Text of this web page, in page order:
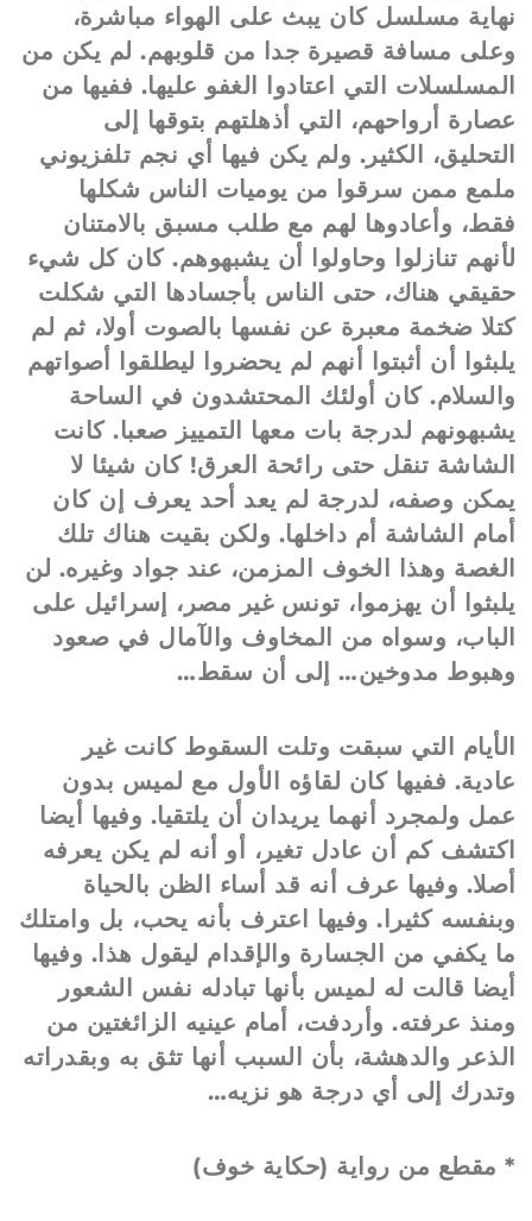
نهاية مسلسل كان يبث على الهواء مباشرة،
وعلى مسافة قصيرة جدا من قلوبهم. لم يكن من
المسلسلات التي اعتادوا الغفو عليها. ففيها من
عصارة أرواحهم، التي أذهلتهم بتوقها إلى
التحليق، الكثير. ولم يكن فيها أي نجم تلفزيوني
ملمع ممن سرقوا من يوميات الناس شكلها
فقط، وأعادوها لهم مع طلب مسبق بالامتنان
لأنهم تنازلوا وحاولوا أن يشبهوهم. كان كل شيء
حقيقي هناك، حتى الناس بأجسادها التي شكلت
كتلا ضخمة معبرة عن نفسها بالصوت أولا، ثم لم
يلبثوا أن أثبتوا أنهم لم يحضروا ليطلقوا أصواتهم
والسلام. كان أولئك المحتشدون في الساحة
يشبهونهم لدرجة بات معها التمييز صعبا. كانت
الشاشة تنقل حتى رائحة العرق! كان شيئا لا
يمكن وصفه، لدرجة لم يعد أحد يعرف إن كان
أمام الشاشة أم داخلها. ولكن بقيت هناك تلك
الغصة وهذا الخوف المزمن، عند جواد وغيره. لن
يلبثوا أن يهزموا، تونس غير مصر، إسرائيل على
الباب، وسواه من المخاوف والآمال في صعود
وهبوط مدوخين… إلى أن سقط…
الأيام التي سبقت وتلت السقوط كانت غير
عادية. ففيها كان لقاؤه الأول مع لميس بدون
عمل ولمجرد أنهما يريدان أن يلتقيا. وفيها أيضا
اكتشف كم أن عادل تغير، أو أنه لم يكن يعرفه
أصلا. وفيها عرف أنه قد أساء الظن بالحياة
وبنفسه كثيرا. وفيها اعترف بأنه يحب، بل وامتلك
ما يكفي من الجسارة والإقدام ليقول هذا. وفيها
أيضا قالت له لميس بأنها تبادله نفس الشعور
ومنذ عرفته. وأردفت، أمام عينيه الزائغتين من
الذعر والدهشة، بأن السبب أنها تثق به وبقدراته
وتدرك إلى أي درجة هو نزيه…
* مقطع من رواية (حكاية خوف)